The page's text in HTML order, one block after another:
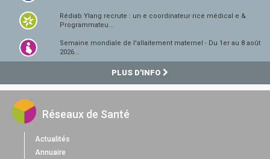
Rédiab Ylang recrute : un·e coordinateur·rice médical·e &
Programmateu...
Semaine mondiale de l'allaitement maternel - Du 1er au 8 août
2026...
PLUS D'INFO
Réseaux de Santé
Actualités
Annuaire